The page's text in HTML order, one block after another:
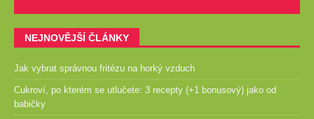
NEJNOVĚJŠÍ ČLÁNKY
Jak vybrat správnou fritézu na horký vzduch
Cukroví, po kterém se utlučete: 3 recepty (+1 bonusový) jako od
babičky